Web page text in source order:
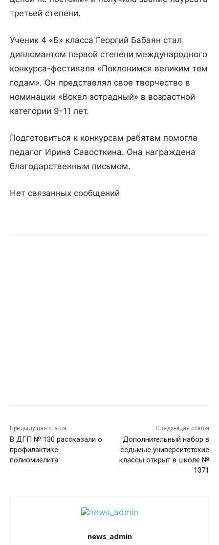
третьей степени.
Ученик 4 «Б» класса Георгий Бабаян стал
дипломантом первой степени международного
конкурса-фестиваля «Поклонимся великим тем
годам». Он представлял свое творчество в
номинации «Вокал эстрадный» в возрастной
категории 9-11 лет.
Подготовиться к конкурсам ребятам помогла
педагог Ирина Савосткина. Она награждена
благодарственным письмом.
Нет связанных сообщений
Предыдущая статья
В ДГП № 130 рассказали о
профилактике
полиомиелита
Следующая статья
Дополнительный набор в
седьмые университетские
классы открыт в школе №
1371
news_admin